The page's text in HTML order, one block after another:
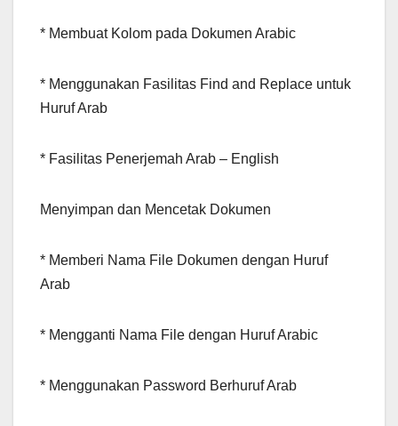
* Membuat Kolom pada Dokumen Arabic
* Menggunakan Fasilitas Find and Replace untuk
Huruf Arab
* Fasilitas Penerjemah Arab – English
Menyimpan dan Mencetak Dokumen
* Memberi Nama File Dokumen dengan Huruf
Arab
* Mengganti Nama File dengan Huruf Arabic
* Menggunakan Password Berhuruf Arab